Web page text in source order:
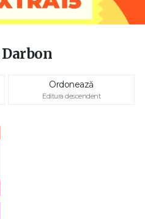
Ordonează
Editura descendent